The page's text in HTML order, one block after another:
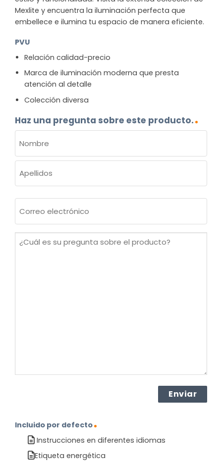
Mexlite y encuentra la iluminación perfecta que
embellece e ilumina tu espacio de manera eficiente.
PVU
Relación calidad-precio
Marca de iluminación moderna que presta
atención al detalle
Colección diversa
Haz una pregunta sobre este producto.
(OBLIGATORIO)
Nombre
electrónico
¿Cuál
Incluido por defecto
Instrucciones en diferentes idiomas
Etiqueta energética